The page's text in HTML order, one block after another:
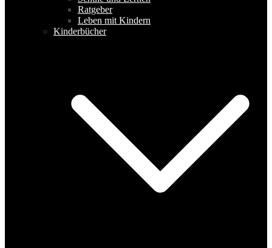
Ratgeber
Leben mit Kindern
Kinderbücher